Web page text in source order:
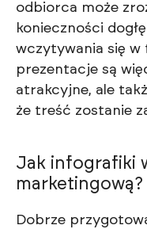
odbiorca może
konieczności
wczytywania się w
prezentacje są
atrakcyjne, ale
że treść zostanie
Jak infografiki
marketingową?
Dobrze